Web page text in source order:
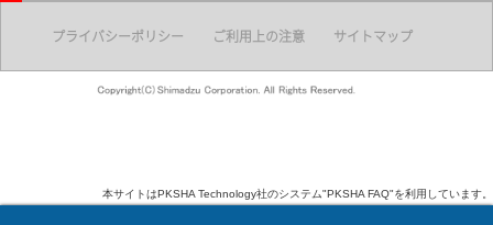
プライバシーポリシー ご利用上の注意 サイトマップ
本サイトはPKSHA Technology社のシステム"PKSHA FAQ"を利用しています。